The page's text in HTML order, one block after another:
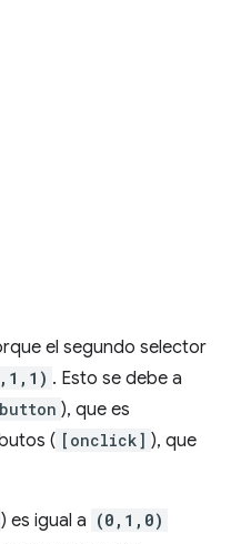
el segundo selector
. Esto se debe a
button ), que es
( [onclick] ), que
) es igual a (0,1,0)